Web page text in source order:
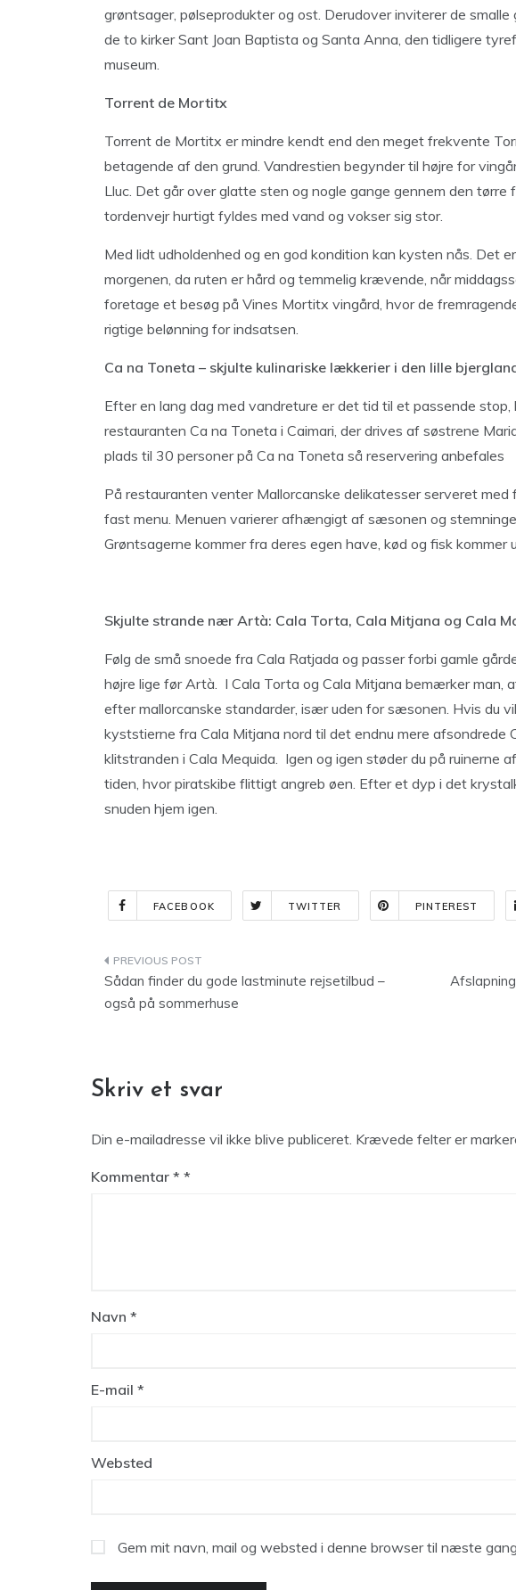
grøntsager, pølseprodukter og ost. Derudover inviterer de
de to kirker Sant Joan Baptista og Santa Anna, den tidligere
museum.
Torrent de Mortitx
Torrent de Mortitx er mindre kendt end den meget frekvente
betagende af den grund. Vandrestien begynder til højre for
Lluc. Det går over glatte sten og nogle gange gennem den tørre
tordenvejr hurtigt fyldes med vand og vokser sig stor.
Med lidt udholdenhed og en god kondition kan kysten nås. Det
morgenen, da ruten er hård og temmelig krævende, når
foretage et besøg på Vines Mortitx vingård, hvor de
rigtige belønning for indsatsen.
Ca na Toneta – skjulte kulinariske lækkerier i den lille
Efter en lang dag med vandreture er det tid til et passende
restauranten Ca na Toneta i Caimari, der drives af søstrene
plads til 30 personer på Ca na Toneta så reservering anbefales
På restauranten venter Mallorcanske delikatesser serveret med
fast menu. Menuen varierer afhængigt af sæsonen og
Grøntsagerne kommer fra deres egen have, kød og fisk kommer
Skjulte strande nær Artà: Cala Torta, Cala Mitjana og Cala
Følg de små snoede fra Cala Ratjada og passer forbi gamle
højre lige før Artà. I Cala Torta og Cala Mitjana bemærker
efter mallorcanske standarder, især uden for sæsonen. Hvis du
kyststierne fra Cala Mitjana nord til det endnu mere afsondrede
klitstranden i Cala Mequida. Igen og igen støder du på ruinerne
tiden, hvor piratskibe flittigt angreb øen. Efter et dyp i det
snuden hjem igen.
FACEBOOK TWITTER PINTEREST
Indlægsnavigation
Sådan finder du gode lastminute rejsetilbud –
også på sommerhuse
Skriv et svar
Din e-mailadresse vil ikke blive publiceret. Krævede felter er
Kommentar *
Navn *
E-mail *
Websted
Gem mit navn, mail og websted i denne browser til næste